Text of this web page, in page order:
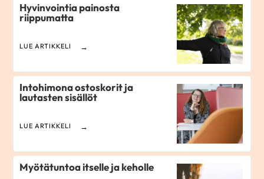
Hyvinvointia painosta
riippumatta
LUE ARTIKKELI
Intohimona ostoskorit ja
lautasten sisällöt
LUE ARTIKKELI
Myötätuntoa itselle ja keholle